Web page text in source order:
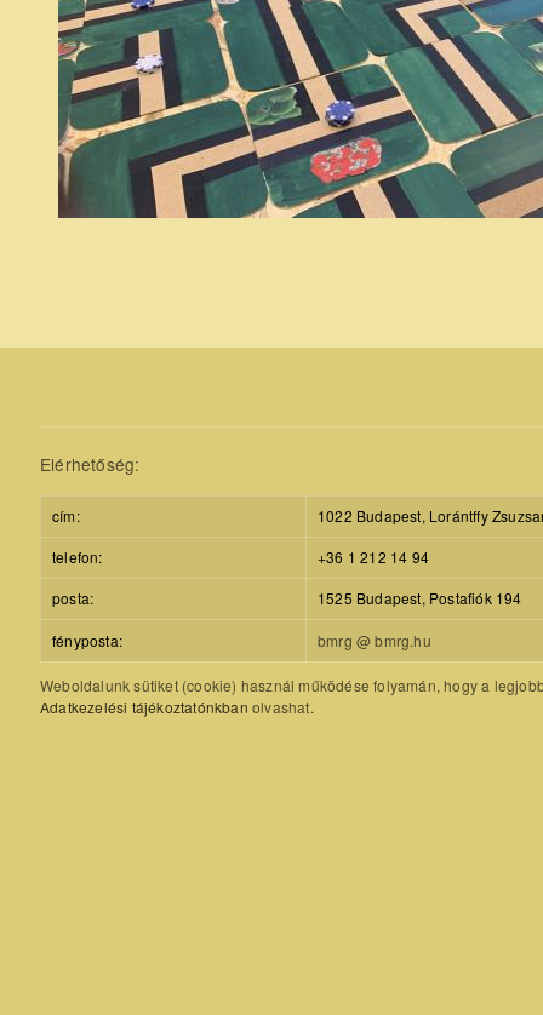
Elérhetőség:
cím:
1022 Budapest, Lorántffy
telefon:
+36 1 212 14 94
posta:
1525 Budapest, Postafiók 194
fényposta: bmrg @ bmrg.hu
Weboldalunk sütiket (cookie) használ működése folyamán, hogy a
Adatkezelési tájékoztatónkban olvashat.